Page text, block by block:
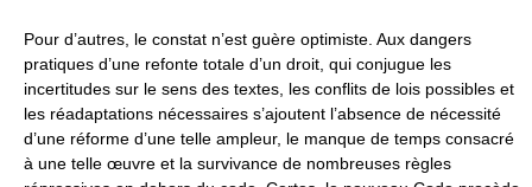
Pour d’autres, le constat n’est guère optimiste. Aux dangers
pratiques d’une refonte totale d’un droit, qui conjugue les
incertitudes sur le sens des textes, les conflits de lois possibles et
les réadaptations nécessaires s’ajoutent l’absence de nécessité
d’une réforme d’une telle ampleur, le manque de temps consacré
à une telle œuvre et la survivance de nombreuses règles